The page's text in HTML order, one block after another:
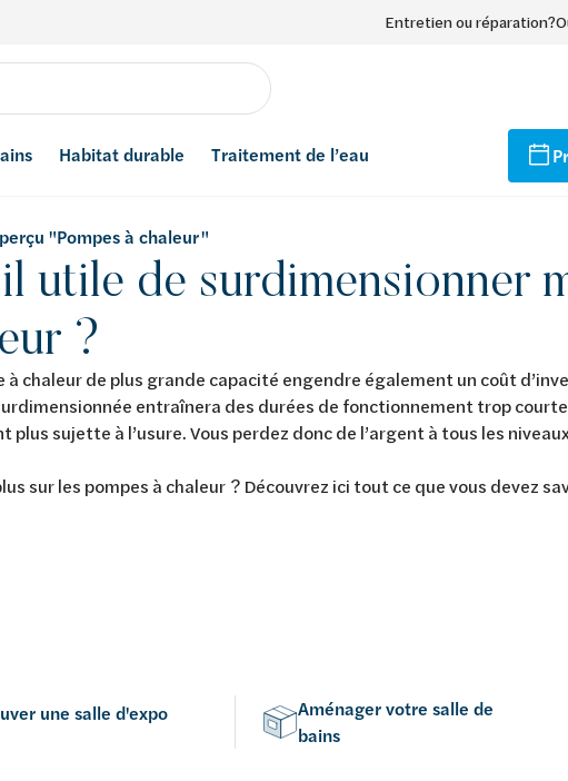
Entretien ou réparation?
Habitat durable Traitement de l’eau
"Pompes à chaleur "
utile de surdimensionner
?
à chaleur de plus grande capacité engendre également un coût
entraînera des durées de fonctionnement trop
plus sujette à l’usure. Vous perdez donc de l’argent à tous les
sur les pompes à chaleur ? Découvrez ici tout ce que vous devez
une salle d'expo
Aménager votre salle de
bains